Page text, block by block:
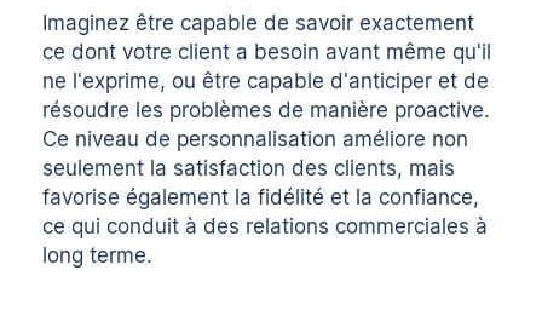
Imaginez être capable de savoir exactement
ce dont votre client a besoin avant même qu'il
ne l'exprime, ou être capable d'anticiper et de
résoudre les problèmes de manière proactive.
Ce niveau de personnalisation améliore non
seulement la satisfaction des clients, mais
favorise également la fidélité et la confiance,
ce qui conduit à des relations commerciales à
long terme.